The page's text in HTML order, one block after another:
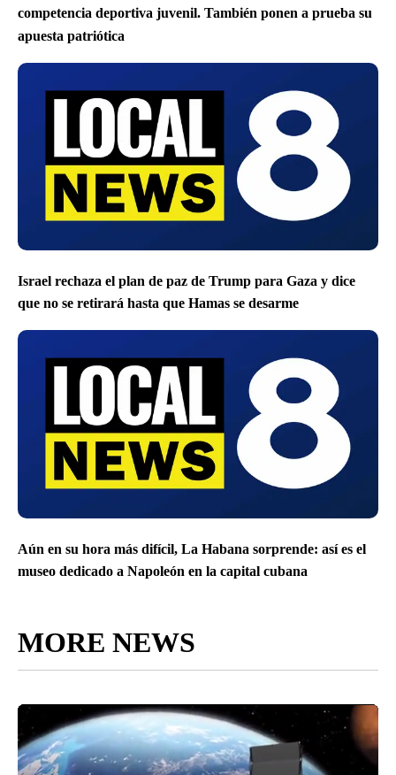
competencia deportiva juvenil. También ponen a prueba su
apuesta patriótica
Israel rechaza el plan de paz de Trump para Gaza y dice
que no se retirará hasta que Hamas se desarme
Aún en su hora más difícil, La Habana sorprende: así es el
museo dedicado a Napoleón en la capital cubana
MORE NEWS